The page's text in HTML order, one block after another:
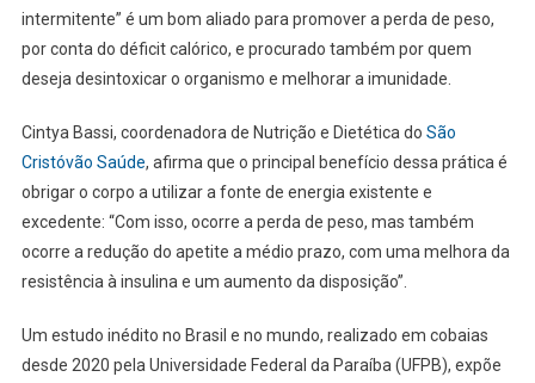
intermitente” é um bom aliado para promover a perda de peso,
por conta do déficit calórico, e procurado também por quem
deseja desintoxicar o organismo e melhorar a imunidade.
Cintya Bassi, coordenadora de Nutrição e Dietética do São
Cristóvão Saúde, afirma que o principal benefício dessa prática é
obrigar o corpo a utilizar a fonte de energia existente e
excedente: “Com isso, ocorre a perda de peso, mas também
ocorre a redução do apetite a médio prazo, com uma melhora da
resistência à insulina e um aumento da disposição”.
Um estudo inédito no Brasil e no mundo, realizado em cobaias
desde 2020 pela Universidade Federal da Paraíba (UFPB), expõe